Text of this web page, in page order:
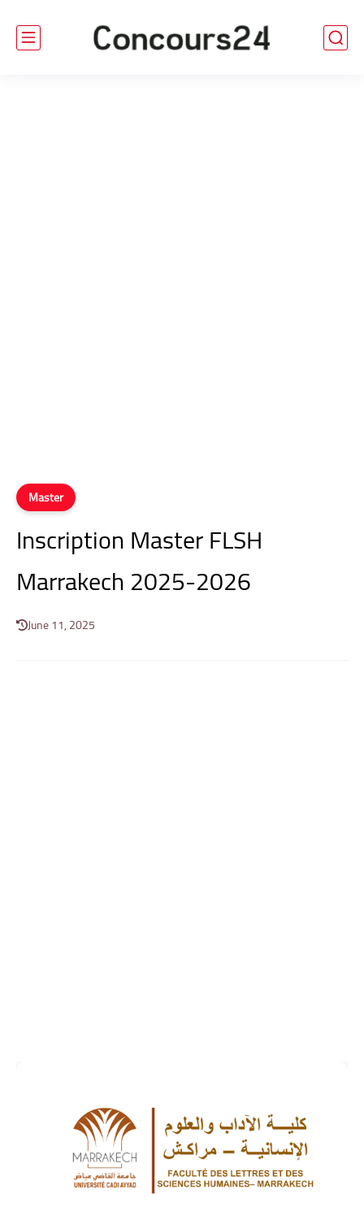
Master
Inscription Master FLSH
Marrakech 2025-2026
June 11, 2025